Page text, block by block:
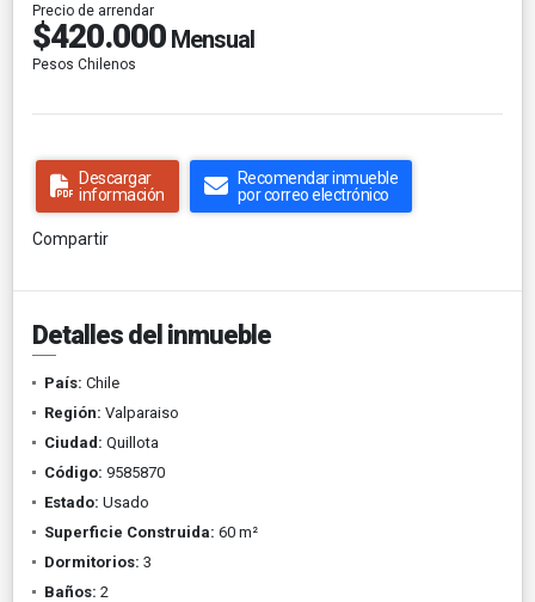
Precio de arrendar
$420.000 Mensual
Pesos Chilenos
Descargar
información
Recomendar inmueble
por correo electrónico
Compartir
Detalles del inmueble
País: Chile
Región: Valparaiso
Ciudad: Quillota
Código: 9585870
Estado: Usado
Superficie Construida: 60 m²
Dormitorios: 3
Baños: 2